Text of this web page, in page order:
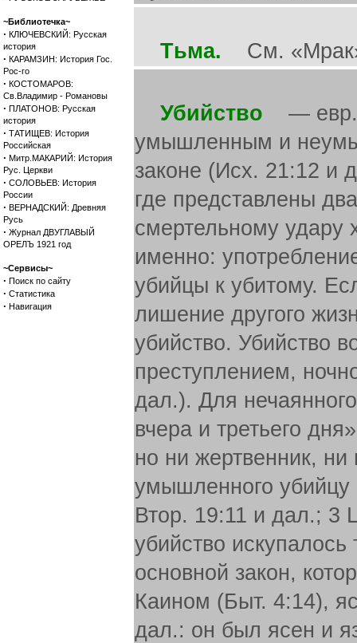
~Библиотечка~
· КЛЮЧЕВСКИЙ: Русская
история
· КАРАМЗИН: История Гос.
Рос-го
· КОСТОМАРОВ:
Св.Владимир - Романовы
· ПЛАТОНОВ: Русская
история
· ТАТИЩЕВ: История
Российская
· Митр.МАКАРИЙ: История
Рус. Церкви
· СОЛОВЬЕВ: История
России
· ВЕРНАДСКИЙ: Древняя
Русь
· Журнал ДВУГЛАВЫЙ
ОРЕЛЪ 1921 год
~Сервисы~
· Поиск по сайту
· Статистика
· Навигация
Тьма. См.
Убийство — евр.
умышленным и
законе (Исх. 21:12 и
где представлены
смертельному удару
именно:
убийцы к убитому.
лишение другого
убийство. Убийство
преступлением,
дал.). Для
вчера и третьего
но ни жертвенник,
умышленного
Втор. 19:11 и дал.; 3
убийство
основной закон,
Каином (Быт. 4:14),
дал.: он был ясен и